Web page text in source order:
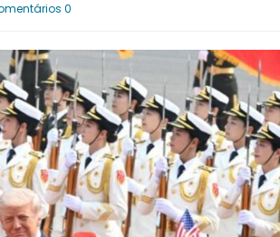
0